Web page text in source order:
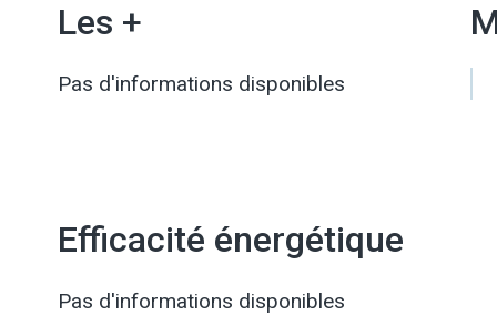
Les +
Pas d'informations disponibles
Efficacité énergétique
Pas d'informations disponibles